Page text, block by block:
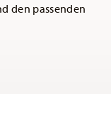
den passenden